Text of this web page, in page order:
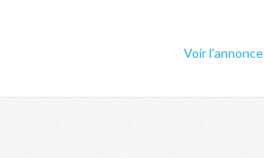
Voir l'annonce